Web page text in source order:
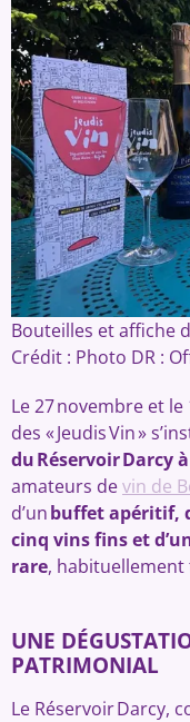
Bouteilles et affiche
Crédit : Photo DR :
Le 27 novembre et le
des « Jeudis Vin »
du Réservoir Darcy
amateurs devin de
d’unbuffet apéritif,
cinq vins fins et
rare,
UNE
PATRIMONIAL
Le Réservoir Darcy,